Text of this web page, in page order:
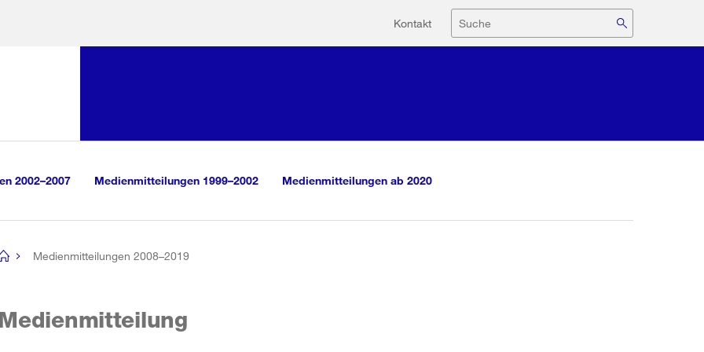
Hilfsnavigation
Kontakt Suche
2002–2007 Medienmitteilungen 1999–2002 Medienmitteilungen ab 2020
Medienmitteilungen 2008–2019